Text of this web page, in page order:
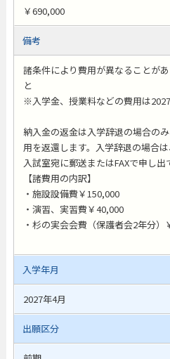
￥690,000
備考
諸条件により費用が異なることが
と
※入学金、授業料などの費用は
納入金の返金は入学辞退の場合の
用を返還します。入学辞退の場合
入試室宛に郵送またはFAXで申し出
【諸費用の内訳】
・施設設備費￥150,000
・演習、実習費￥40,000
・杉の実会会費（保護者会2年分）
入学年月
2027年4月
出願区分